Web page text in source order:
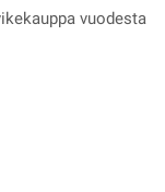
vuodesta